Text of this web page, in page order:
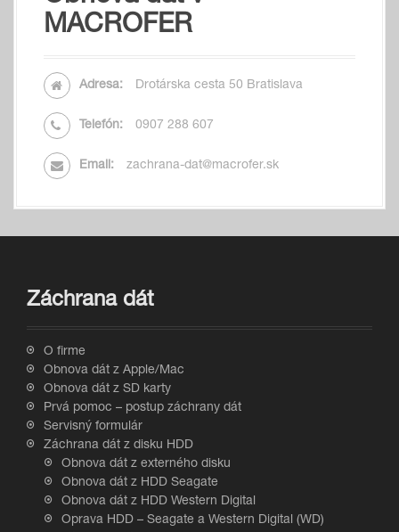
MACROFER
Adresa: Drotárska cesta 50 Bratislava
Telefón: 0907 288 607
Email: zachrana-dat@macrofer.sk
Záchrana dát
O firme
Obnova dát z Apple/Mac
Obnova dát z SD karty
Prvá pomoc – postup záchrany dát
Servisný formulár
Záchrana dát z disku HDD
Obnova dát z externého disku
Obnova dát z HDD Seagate
Obnova dát z HDD Western Digital
Oprava HDD – Seagate a Western Digital (WD)